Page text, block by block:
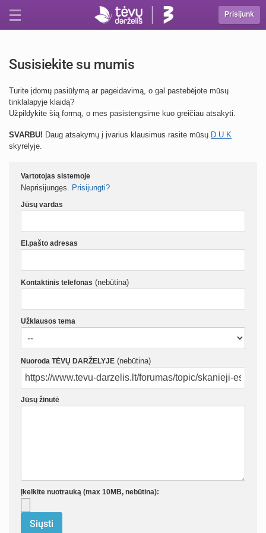
Prisijunk
Susisiekite su mumis
Turite įdomų pasiūlymą ar pageidavimą, o gal pastebėjote mūsų
tinklalapyje klaidą?
Užpildykite šią formą, o mes pasistengsime kuo greičiau atsakyti.
SVARBU! Daug atsakymų į įvarius klausimus rasite mūsų D.U.K
skyrelyje.
Vartotojas sistemoje
Neprisijungęs. Prisijungti?
Jūsų vardas
El.pašto adresas
Kontaktinis telefonas (nebūtina)
Užklausos tema
Nuoroda TĖVŲ DARŽELYJE (nebūtina)
Jūsų žinutė
Įkelkite nuotrauką (max 10MB, nebūtina):